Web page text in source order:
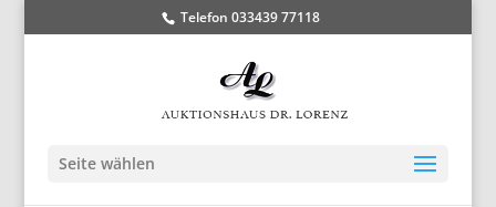
Telefon 033439 77118
Seite wählen